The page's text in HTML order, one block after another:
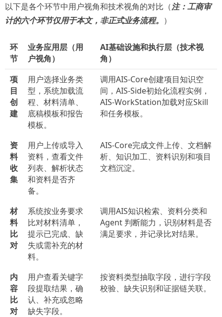
以下是各个环节中用户视角和技术视角的对比（注：工商审
计的六个环节仅用于本文，非正式业务流程。 ）
环
节
业务应用层（用
户视角）
AI基础设施和执行层（技术视
角）
项
目
创
建
用户选择业务类
型，系统加载流
程、材料清单、
底稿模板和报告
模板。
调用AIS-Core创建项目知识空
间，AIS-Side初始化流程实例，
AIS-WorkStation加载对应Skill
和任务模板。
资
料
收
集
用户上传或导入
资料，查看文件
列表、解析状态
和资料是否齐
备。
AIS-Core完成文件上传、文档解
析、知识加工、资料识别和项目
文档沉淀。
材
料
比
对
系统按业务要求
比对材料清单，
提示已完成、缺
失或需补充的材
料。
调用AIS知识检索、资料分类和
Agent 判断能力，识别材料是否
满足要求，并记录比对结果。
内
容
比
对
用户查看关键字
段提取结果，确
认、补充或忽略
缺失字段。
按资料类型抽取字段，进行字段
校验、缺失识别和证据链关联。